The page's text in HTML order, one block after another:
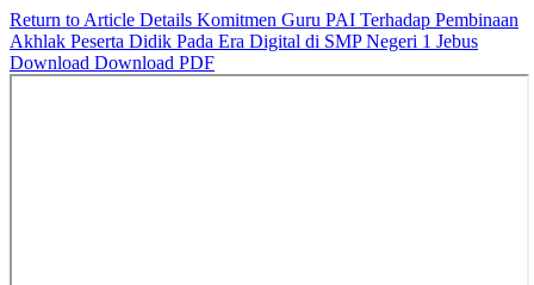
Return to Article Details Komitmen Guru PAI Terhadap Pembinaan
Akhlak Peserta Didik Pada Era Digital di SMP Negeri 1 Jebus
Download Download PDF